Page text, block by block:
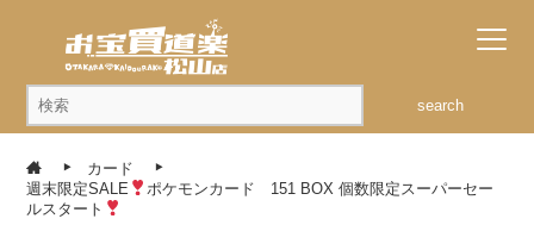
search
カード
週末限定SALE
ポケモンカード 151 BOX 個数限定スーパーセー
ルスタート